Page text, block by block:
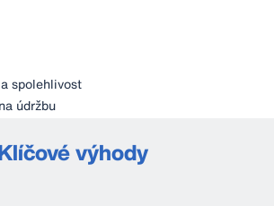
spolehlivost
údržbu
výhody